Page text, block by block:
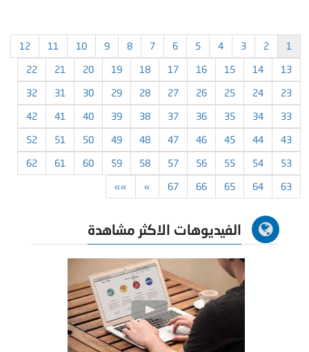
1
2
3
4
5
6
7
8
9
10
11
12
13
14
15
16
17
18
19
20
21
22
23
24
25
26
27
28
29
30
31
32
33
34
35
36
37
38
39
40
41
42
43
44
45
46
47
48
49
50
51
52
53
54
55
56
57
58
59
60
61
62
63
64
65
66
67
»
»»
الفيديوهات الاكثر مشاهدة